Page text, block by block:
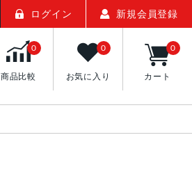
ログイン 新規会員登録
商品比較
0
お気に入り
0
カート
0